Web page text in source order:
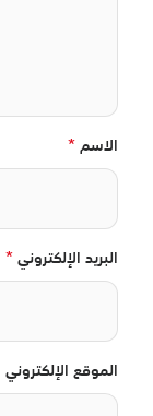
الاسم*
البريد الإلكتروني*
الموقع الإلكتروني